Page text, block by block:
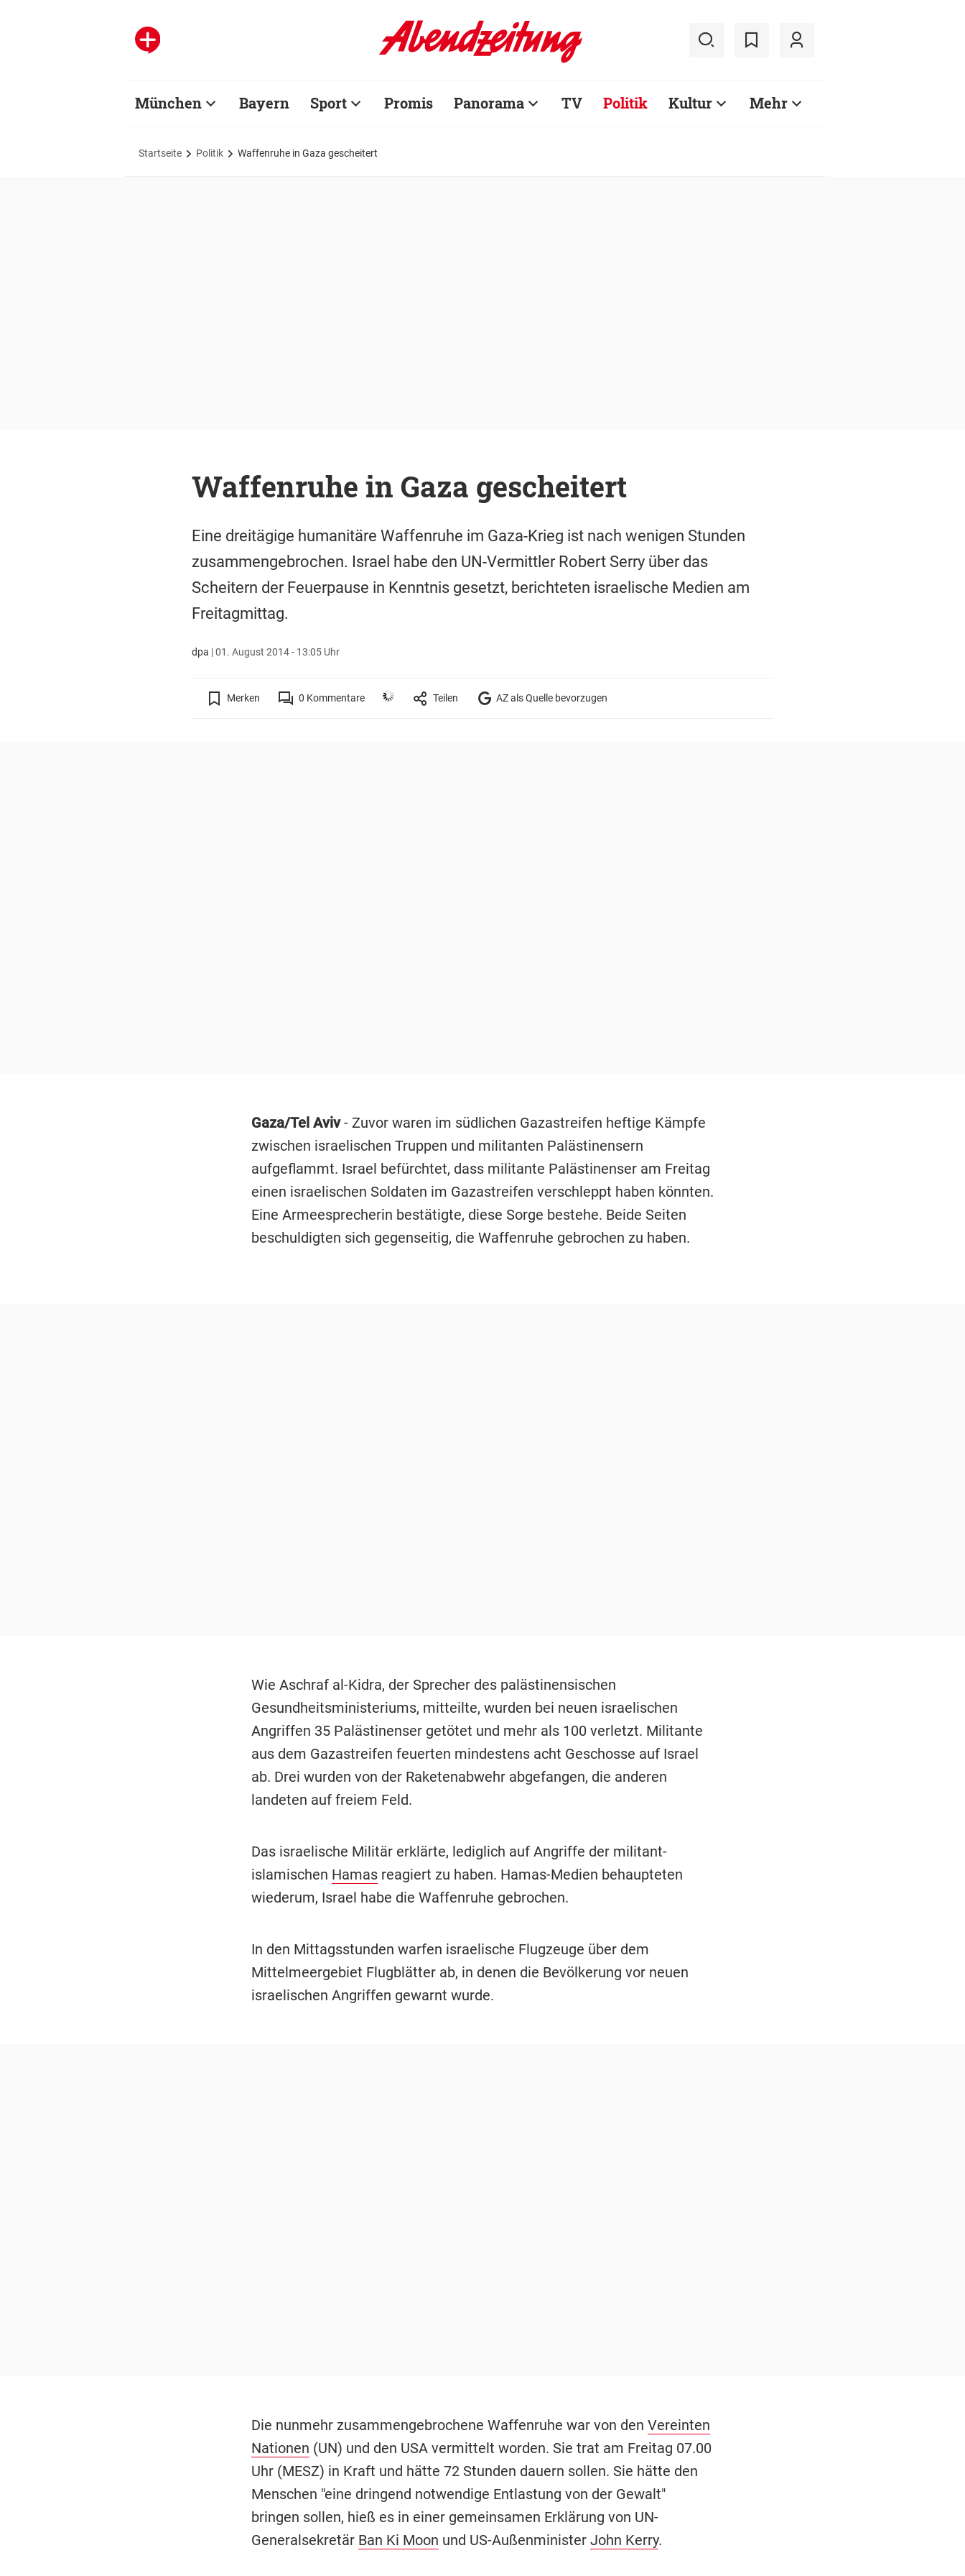
München Bayern Sport Promis Panorama TV Politik Kultur Mehr
Startseite Politik Waffenruhe in Gaza gescheitert
Waffenruhe in Gaza gescheitert
Eine dreitägige humanitäre Waffenruhe im Gaza-Krieg ist nach wenigen Stunden
zusammengebrochen. Israel habe den UN-Vermittler Robert Serry über das
Scheitern der Feuerpause in Kenntnis gesetzt, berichteten israelische Medien am
Freitagmittag.
dpa |01. August 2014 - 13:05 Uhr
Merken 0 Kommentare Teilen AZ als Quelle bevorzugen
Gaza/Tel Aviv- Zuvor waren im südlichen Gazastreifen heftige Kämpfe
zwischen israelischen Truppen und militanten Palästinensern
aufgeflammt. Israel befürchtet, dass militante Palästinenser am Freitag
einen israelischen Soldaten im Gazastreifen verschleppt haben könnten.
Eine Armeesprecherin bestätigte, diese Sorge bestehe. Beide Seiten
beschuldigten sich gegenseitig, die Waffenruhe gebrochen zu haben.
Wie Aschraf al-Kidra, der Sprecher des palästinensischen
Gesundheitsministeriums, mitteilte, wurden bei neuen israelischen
Angriffen 35 Palästinenser getötet und mehr als 100 verletzt. Militante
aus dem Gazastreifen feuerten mindestens acht Geschosse auf Israel
ab. Drei wurden von der Raketenabwehr abgefangen, die anderen
landeten auf freiem Feld.
Das israelische Militär erklärte, lediglich auf Angriffe der militant-
islamischen Hamasreagiert zu haben. Hamas-Medien behaupteten
wiederum, Israel habe die Waffenruhe gebrochen.
In den Mittagsstunden warfen israelische Flugzeuge über dem
Mittelmeergebiet Flugblätter ab, in denen die Bevölkerung vor neuen
israelischen Angriffen gewarnt wurde.
Die nunmehr zusammengebrochene Waffenruhe war von den Vereinten
Nationen (UN) und den USA vermittelt worden. Sie trat am Freitag 07.00
Uhr (MESZ) in Kraft und hätte 72 Stunden dauern sollen. Sie hätte den
Menschen "eine dringend notwendige Entlastung von der Gewalt"
bringen sollen, hieß es in einer gemeinsamen Erklärung von UN-
Generalsekretär Ban Ki Moon und US-Außenminister John Kerry.